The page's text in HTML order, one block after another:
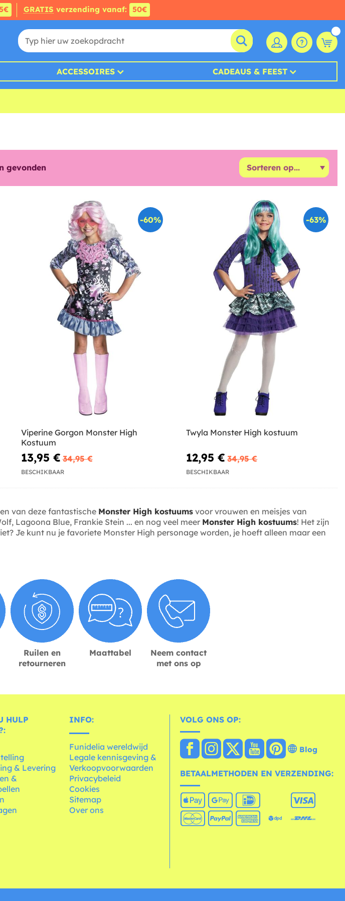
GRATIS verzending vanaf: 50€
ACCESSOIRES CADEAUS & FEEST
gevonden
-60%
Viperine Gorgon Monster High
Kostuum
13,95 € 34,95 €
BESCHIKBAAR
-63%
Twyla Monster High kostuum
12,95 € 34,95 €
BESCHIKBAAR
van deze fantastische Monster High kostuums voor vrouwen en meisjes van
Lagoona Blue, Frankie Stein ... en nog veel meer Monster High kostuums! Het zijn
Je kunt nu je favoriete Monster High personage worden, je hoeft alleen maar een
Ruilen en
retourneren
Maattabel
Neem contact
met ons op
HULP
& Levering
&
INFO:
Funidelia wereldwijd
Legale kennisgeving &
Verkoopvoorwaarden
Privacybeleid
Cookies
Sitemap
Over ons
VOLG ONS OP:
Blog
BETAALMETHODEN EN VERZENDING: